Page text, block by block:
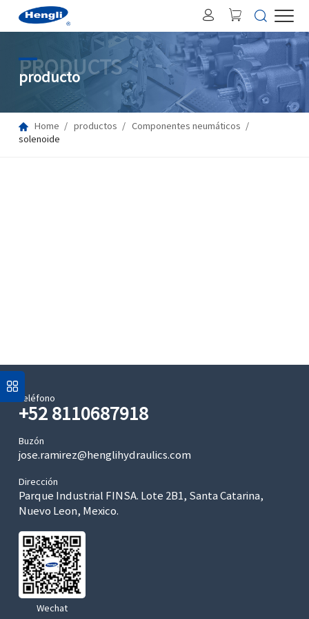
PRODUCTS
producto
Home productos
Componentes neumáticos
solenoide
Teléfono
+52 8110687918
Buzón
jose.ramirez@henglihydraulics.com
Dirección
Parque Industrial FINSA. Lote 2B1, Santa Catarina,
Nuevo Leon, Mexico.
Wechat